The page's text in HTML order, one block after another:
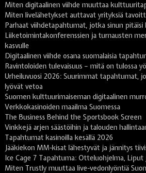
Miten digitaalinen viihde muuttaa
Miten livelähetykset auttavat yrityksiä
Parhaat viihdetapahtumat, jotka sinun pitäisi
Liiketoimintakonferenssien ja turnausten
kasvulle
Digitaalinen viihde osana suomalaisia
Ravintoloiden tulevaisuus – mitä on tulossa
Urheiluvuosi 2026: Suurimmat tapahtumat,
lyövät vetoa
Suomen kulttuurimaiseman digitaalinen
Verkkokasinoiden maailma Suomessa
The Business Behind the Sportsbook Screen
Vinkkejä arjen säästöihin ja talouden
Tapahtumat kasinoilla kesällä 2026
Jääkiekon MM-kisat lähestyvät ja jännitys
Ice Cage 7 Tapahtuma: Otteluohjelma,
Miten Trustly muuttaa live-vedonlyöntiä